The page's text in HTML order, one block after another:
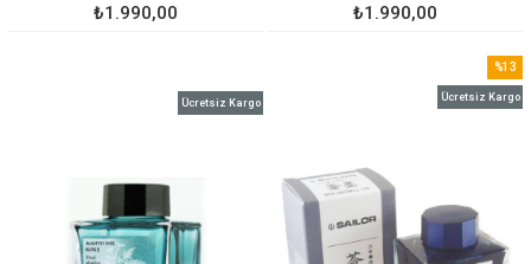
₺1.990,00 ₺1.990,00
Ücretsiz Kargo
%13
İndirim
Ücretsiz Kargo